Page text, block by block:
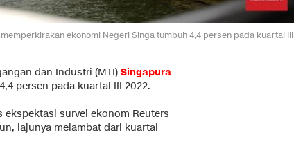
ekonomi Negeri Singa tumbuh 4,4 persen pada kuartal III
dan Industri (MTI) Singapura
persen pada kuartal III 2022.
ekspektasi survei ekonom Reuters
lajunya melambat dari kuartal